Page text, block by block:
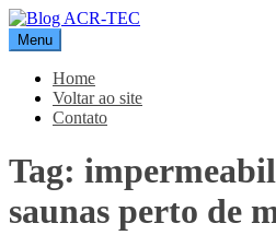
Pular
para
o
conteúdo
Blog ACR-TEC
Menu
Home
Voltar ao site
Contato
Tag:
saunas perto de